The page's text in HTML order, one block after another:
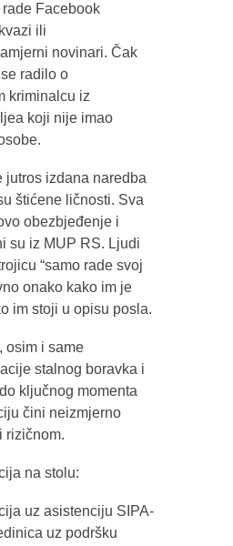
Facebook
ili
novinari. Čak
radilo o
kriminalcu iz
koji nije imao
jutros izdana naredba
štićene ličnosti. Sva
obezbjeđenje i
su iz MUP RS. Ljudi
“samo rade svoj
onako kako im je
im stoji u opisu posla.
osim i same
stalnog boravka i
ključnog momenta
čini neizmjerno
rizičnom.
na stolu:
uz asistenciju SIPA-
uz podršku